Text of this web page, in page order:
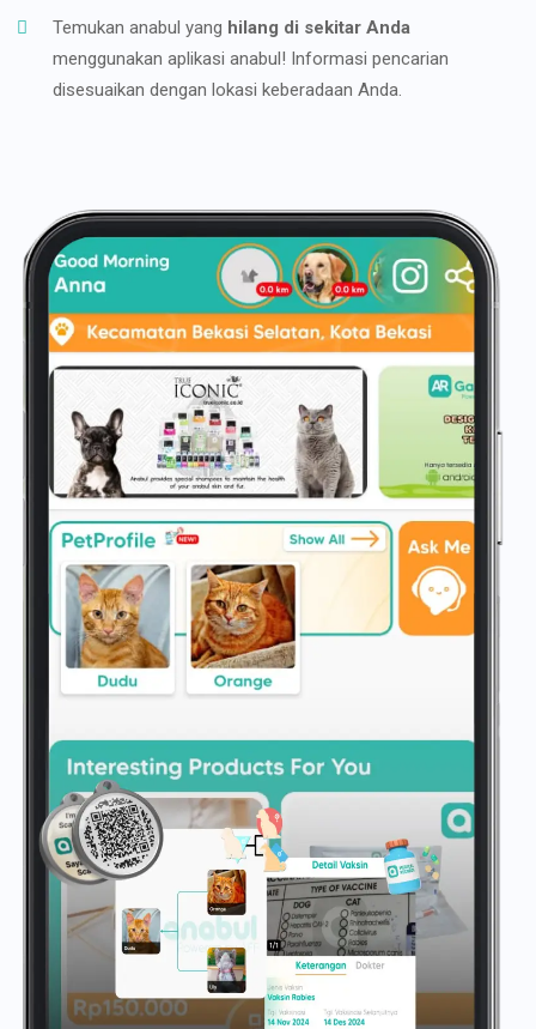
Temukan anabul yang hilang di sekitar Anda
menggunakan aplikasi anabul! Informasi pencarian
disesuaikan dengan lokasi keberadaan Anda.